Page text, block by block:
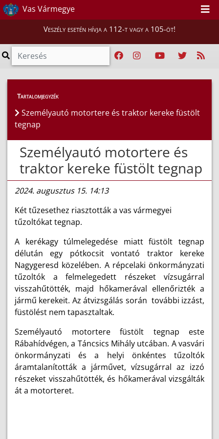
Vas Vármegye
Veszély esetén hívja a 112-t vagy a 105-öt!
Híreink > Hírek
Tartalomjegyzék
Személyautó motortere és traktor kereke füstölt
tegnap
Személyautó motortere és
traktor kereke füstölt tegnap
2024. augusztus 15. 14:13
Két tűzesethez riasztották a vas vármegyei
tűzoltókat tegnap.
A kerékagy túlmelegedése miatt füstölt tegnap
délután egy pótkocsit vontató traktor kereke
Nagygeresd közelében. A répcelaki önkormányzati
tűzoltók a felmelegedett részeket vízsugárral
visszahűtötték, majd hőkamerával ellenőrizték a
jármű kerekeit. Az átvizsgálás során további izzást,
füstölést nem tapasztaltak.
Személyautó motortere füstölt tegnap este
Rábahídvégen, a Táncsics Mihály utcában. A vasvári
önkormányzati és a helyi önkéntes tűzoltók
áramtalanították a járművet, vízsugárral az izzó
részeket visszahűtötték, és hőkamerával vizsgálták
át a motorteret.